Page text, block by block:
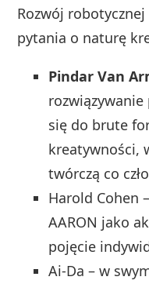
Rozwój
pytania o naturę
Pindar Van
się do brute
kreatywności,
twórczą co
Harold Cohen
AARON jako
pojęcie
Ai-Da – w